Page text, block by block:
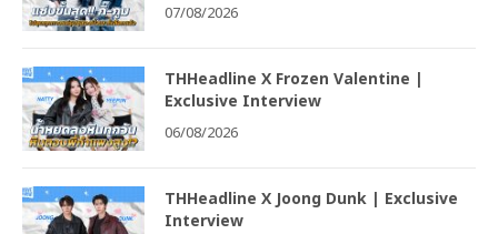
07/08/2026
THHeadline X Frozen Valentine |
Exclusive Interview
06/08/2026
THHeadline X Joong Dunk | Exclusive
Interview